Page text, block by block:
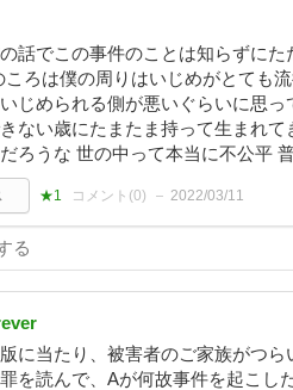
話でこの事件のことは知らずに
ころは僕の周りはいじめがとても
じめられる側が悪いぐらいに思
ない歳にたまたま持って生まれ
ろうな 世の中って本当に不公平
★1 コメント(0) 2022/03/11
に当たり、被害者のご家族がつ
を読んで、Aが何故事件を起こし